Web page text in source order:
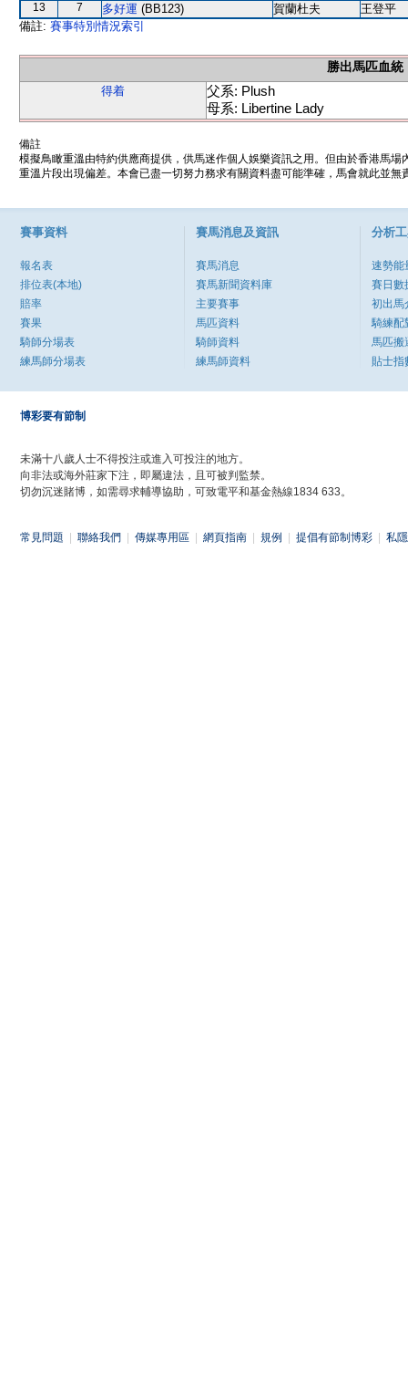
13 7 多好運 (BB123) 賀蘭杜夫
王登平
備註: 賽事特別情況索引
勝出馬匹血統
得着
父系: Plush
母系: Libertine Lady
備註
模擬鳥瞰重溫由特約供應商提供，供馬迷作個人娛樂資訊之用。但由於香港馬
重溫片段出現偏差。本會已盡一切努力務求有關資料盡可能準確，馬會就此並
賽事資料
報名表
排位表(本地)
賠率
賽果
騎師分場表
練馬師分場表
賽馬消息及資訊
賽馬消息
賽馬新聞資料庫
主要賽事
馬匹資料
騎師資料
練馬師資料
分析
速勢能
賽日數
初出馬
騎練配
馬匹搬
貼士指
博彩要有節制
未滿十八歲人士不得投注或進入可投注的地方。
向非法或海外莊家下注，即屬違法，且可被判監禁。
切勿沉迷賭博，如需尋求輔導協助，可致電平和基金熱線1834 633。
常見問題 聯絡我們 傳媒專用區 網頁指南 規例 提倡有節制博彩 私